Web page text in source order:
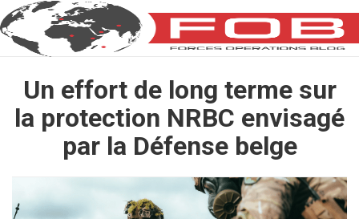
Un effort de long terme sur
la protection NRBC envisagé
par la Défense belge